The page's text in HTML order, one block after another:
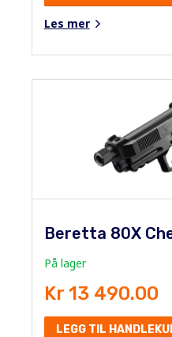
Les mer
Beretta 80X
På lager
Kr 13 490.00
LEGG TIL